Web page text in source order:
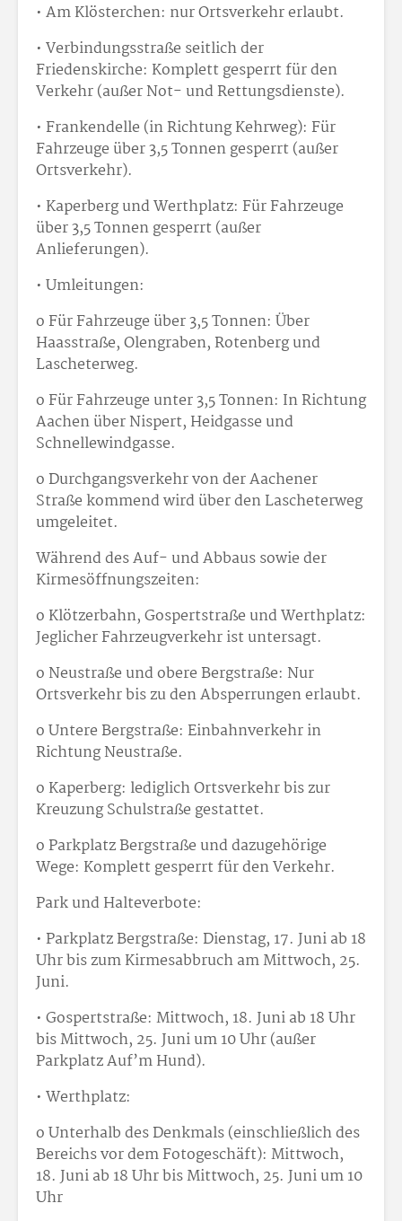
• Am Klösterchen: nur Ortsverkehr erlaubt.
• Verbindungsstraße seitlich der
Friedenskirche: Komplett gesperrt für den
Verkehr (außer Not- und Rettungsdienste).
• Frankendelle (in Richtung Kehrweg): Für
Fahrzeuge über 3,5 Tonnen gesperrt (außer
Ortsverkehr).
• Kaperberg und Werthplatz: Für Fahrzeuge
über 3,5 Tonnen gesperrt (außer
Anlieferungen).
• Umleitungen:
o Für Fahrzeuge über 3,5 Tonnen: Über
Haasstraße, Olengraben, Rotenberg und
Lascheterweg.
o Für Fahrzeuge unter 3,5 Tonnen: In Richtung
Aachen über Nispert, Heidgasse und
Schnellewindgasse.
o Durchgangsverkehr von der Aachener
Straße kommend wird über den Lascheterweg
umgeleitet.
Während des Auf- und Abbaus sowie der
Kirmesöffnungszeiten:
o Klötzerbahn, Gospertstraße und Werthplatz:
Jeglicher Fahrzeugverkehr ist untersagt.
o Neustraße und obere Bergstraße: Nur
Ortsverkehr bis zu den Absperrungen erlaubt.
o Untere Bergstraße: Einbahnverkehr in
Richtung Neustraße.
o Kaperberg: lediglich Ortsverkehr bis zur
Kreuzung Schulstraße gestattet.
o Parkplatz Bergstraße und dazugehörige
Wege: Komplett gesperrt für den Verkehr.
Park und Halteverbote:
• Parkplatz Bergstraße: Dienstag, 17. Juni ab 18
Uhr bis zum Kirmesabbruch am Mittwoch, 25.
Juni.
• Gospertstraße: Mittwoch, 18. Juni ab 18 Uhr
bis Mittwoch, 25. Juni um 10 Uhr (außer
Parkplatz Auf’m Hund).
• Werthplatz:
o Unterhalb des Denkmals (einschließlich des
Bereichs vor dem Fotogeschäft): Mittwoch,
18. Juni ab 18 Uhr bis Mittwoch, 25. Juni um 10
Uhr